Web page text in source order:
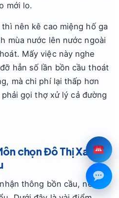
mới lo.
nên kê cao miệng hố ga
mùa nước lên nước ngoài
Mấy việc này nghe
hẳn số lần bồn cầu thoát
mà chi phí lại thấp hơn
gọi thợ xử lý cả đường
chọn Đô Thị Xanh
thông bồn cầu, nên